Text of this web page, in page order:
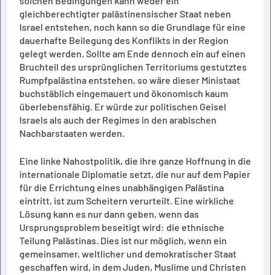
gleichberechtigter palästinensischer Staat neben
Israel entstehen, noch kann so die Grundlage für eine
dauerhafte Beilegung des Konflikts in der Region
gelegt werden. Sollte am Ende dennoch ein auf einen
Bruchteil des ursprünglichen Territoriums gestutztes
Rumpfpalästina entstehen, so wäre dieser Ministaat
buchstäblich eingemauert und ökonomisch kaum
überlebensfähig. Er würde zur politischen Geisel
Israels als auch der Regimes in den arabischen
Nachbarstaaten werden.
Eine linke Nahostpolitik, die ihre ganze Hoffnung in die
internationale Diplomatie setzt, die nur auf dem Papier
für die Errichtung eines unabhängigen Palästina
eintritt, ist zum Scheitern verurteilt. Eine wirkliche
Lösung kann es nur dann geben, wenn das
Ursprungsproblem beseitigt wird: die ethnische
Teilung Palästinas. Dies ist nur möglich, wenn ein
gemeinsamer, weltlicher und demokratischer Staat
geschaffen wird, in dem Juden, Muslime und Christen